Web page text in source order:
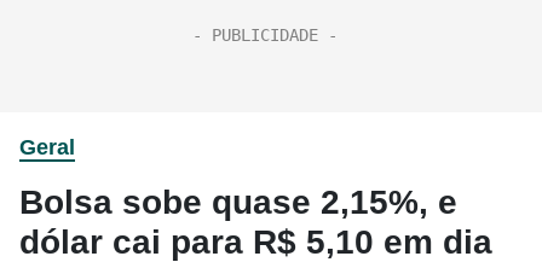
Geral
Bolsa sobe quase 2,15%, e
dólar cai para R$ 5,10 em dia